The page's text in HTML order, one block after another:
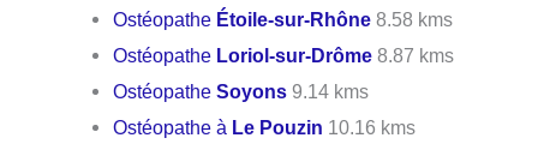
Ostéopathe Étoile-sur-Rhône 8.58 kms
Ostéopathe Loriol-sur-Drôme 8.87 kms
OstéopatheSoyons 9.14 kms
Ostéopathe à Le Pouzin 10.16 kms